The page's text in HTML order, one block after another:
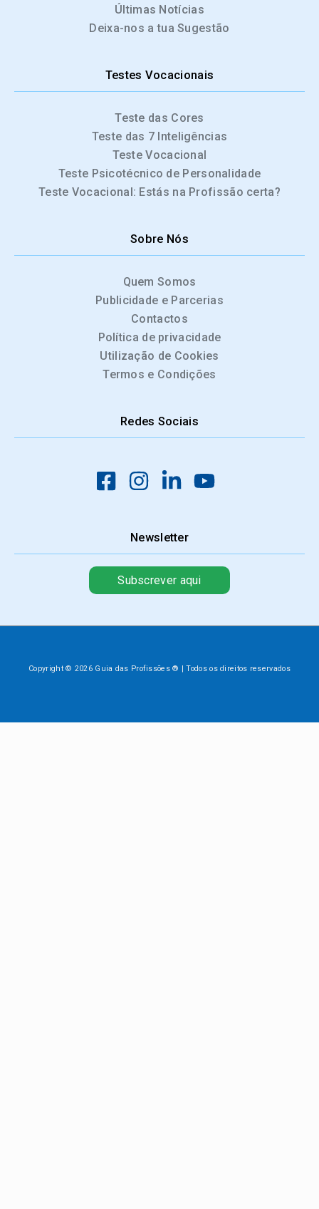
Últimas Notícias
Deixa-nos a tua Sugestão
Testes Vocacionais
Teste das Cores
Teste das 7 Inteligências
Teste Vocacional
Teste Psicotécnico de Personalidade
Teste Vocacional: Estás na Profissão certa?
Sobre Nós
Quem Somos
Publicidade e Parcerias
Contactos
Política de privacidade
Utilização de Cookies
Termos e Condições
Redes Sociais
Newsletter
Subscrever aqui
Copyright © 2026 Guia das Profissões ® | Todos os direitos reservados